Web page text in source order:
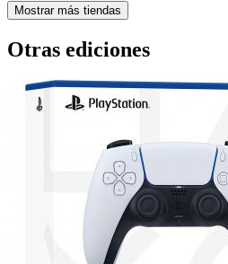
Mostrar más tiendas
Otras ediciones